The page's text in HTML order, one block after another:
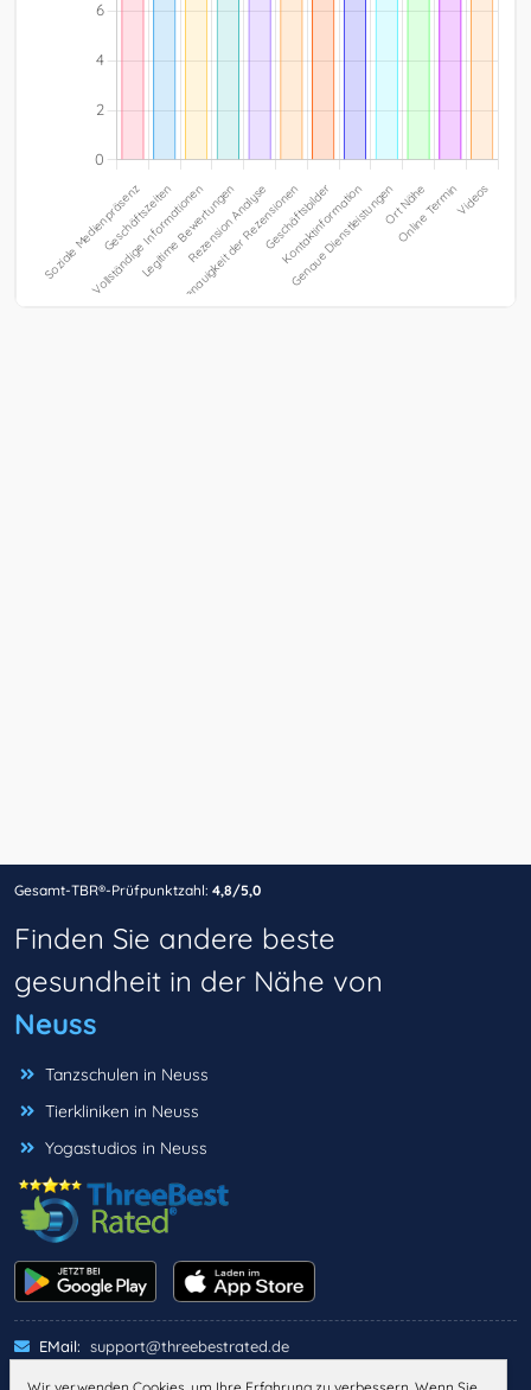
Gesamt-TBR®-Prüfpunktzahl: 4,8/5,0
Finden Sie andere beste
gesundheit in der Nähe von
Neuss
Tanzschulen in Neuss
Tierkliniken in Neuss
Yogastudios in Neuss
EMail: support@threebestrated.de